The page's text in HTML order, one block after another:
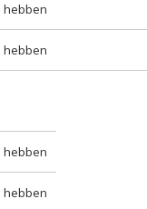
hebben
hebben
hebben
hebben